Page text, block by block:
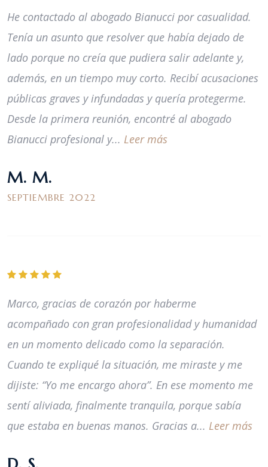
He contactado al abogado Bianucci por casualidad.
Tenía un asunto que resolver que había dejado de
lado porque no creía que pudiera salir adelante y,
además, en un tiempo muy corto. Recibí acusaciones
públicas graves y infundadas y quería protegerme.
Desde la primera reunión, encontré al abogado
Bianucci profesional y... Leer más
M. M.
SEPTIEMBRE 2022
Marco, gracias de corazón por haberme
acompañado con gran profesionalidad y humanidad
en un momento delicado como la separación.
Cuando te expliqué la situación, me miraste y me
dijiste: “Yo me encargo ahora”. En ese momento me
sentí aliviada, finalmente tranquila, porque sabía
que estaba en buenas manos. Gracias a... Leer más